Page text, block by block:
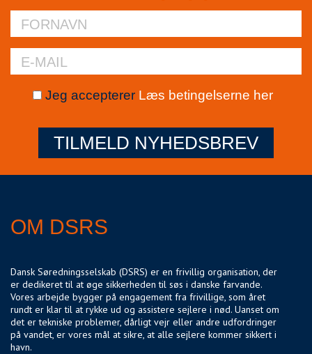
Jeg accepterer Læs betingelserne her
TILMELD NYHEDSBREV
OM DSRS
Dansk Søredningsselskab (DSRS) er en frivillig organisation, der
er dedikeret til at øge sikkerheden til søs i danske farvande.
Vores arbejde bygger på engagement fra frivillige, som året
rundt er klar til at rykke ud og assistere sejlere i nød. Uanset om
det er tekniske problemer, dårligt vejr eller andre udfordringer
på vandet, er vores mål at sikre, at alle sejlere kommer sikkert i
havn.